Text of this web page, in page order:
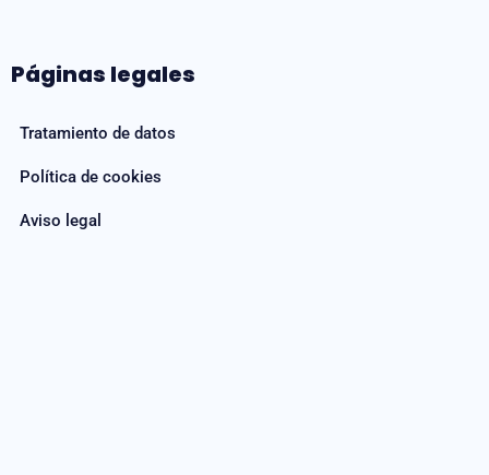
Páginas legales
Tratamiento de datos
Política de cookies
Aviso legal